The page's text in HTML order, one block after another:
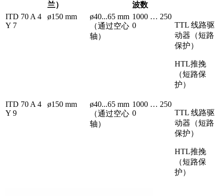
兰）
波数
ITD 70 A 4
Y 7
ø150 mm
ø40...65 mm
（通过空心
轴）
1000 … 250
0
TTL 线路驱
动器（短路
保护）
HTL推挽
（短路保
护）
ITD 70 A 4
Y 9
ø150 mm
ø40...65 mm
（通过空心
轴）
1000 … 250
0
TTL 线路驱
动器（短路
保护）
HTL推挽
（短路保
护）